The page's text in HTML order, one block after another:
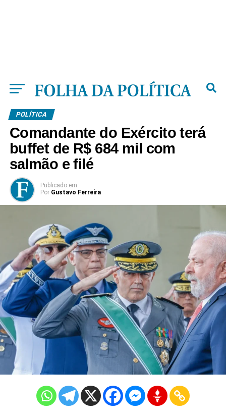
POLÍTICA
Comandante do Exército terá
buffet de R$ 684 mil com
salmão e filé
Publicado em
Por Gustavo Ferreira